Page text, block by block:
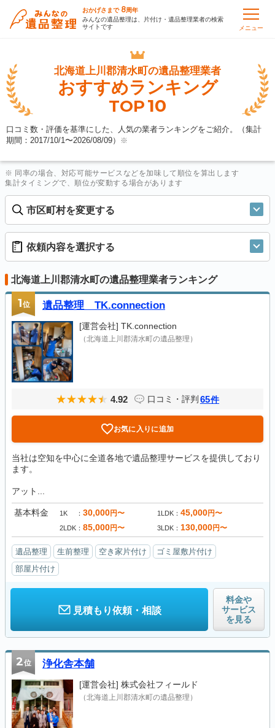
おかげさまで 8周年
みんなの遺品整理は、片付け・遺品整理業者の検索
サイトです
メニュー
北海道上川郡清水町の遺品整理業者
おすすめランキング
TOP10
口コミ数・評価を基準にした、人気の業者ランキングをご紹介。（集計
期間：2017/10/1〜2026/08/09） ※
※ 同率の場合、対応可能サービスなどを加味して順位を算出します
集計タイミングで、順位が変動する場合があります
市区町村を変更する
依頼内容を選択する
北海道上川郡清水町の遺品整理業者ランキング
1位 遺品整理 TK.connection
[運営会社] TK.connection
（北海道上川郡清水町の遺品整理）
4.92 口コミ・評判 65件
お気に入りに追加
当社は空知を中心に全道各地で遺品整理サービスを提供しており
ます。
アット...
基本料金 1K 30,000円〜 1LDK 45,000円〜
2LDK 85,000円〜 3LDK 130,000円〜
遺品整理 生前整理 空き家片付け
ゴミ屋敷片付け
部屋片付け
見積もり依頼・相談
料金や
サービス
を見る
2位 浄化舎本舗
[運営会社] 株式会社フィールド
（北海道上川郡清水町の遺品整理）